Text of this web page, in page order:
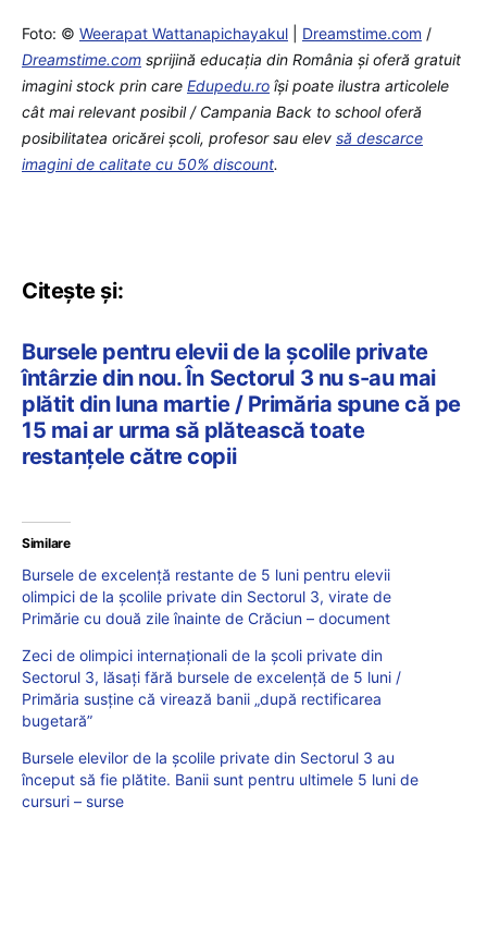
Foto: © Weerapat Wattanapichayakul Dreamstime.com /
Dreamstime.com sprijină educaţia din România şi oferă gratuit
imagini stock prin care Edupedu.ro îşi poate ilustra articolele
cât mai relevant posibil / Campania Back to school oferă
posibilitatea oricărei școli, profesor sau elev să descarce
imagini de calitate cu 50% discount.
Citește și:
Bursele pentru elevii de la școlile private
întârzie din nou. În Sectorul 3 nu s-au mai
plătit din luna martie / Primăria spune că pe
15 mai ar urma să plătească toate
restanțele către copii
Similare
Bursele de excelență restante de 5 luni pentru elevii
olimpici de la școlile private din Sectorul 3, virate de
Primărie cu două zile înainte de Crăciun – document
Zeci de olimpici internaționali de la școli private din
Sectorul 3, lăsați fără bursele de excelență de 5 luni /
Primăria susține că virează banii „după rectificarea
bugetară”
Bursele elevilor de la școlile private din Sectorul 3 au
început să fie plătite. Banii sunt pentru ultimele 5 luni de
cursuri – surse